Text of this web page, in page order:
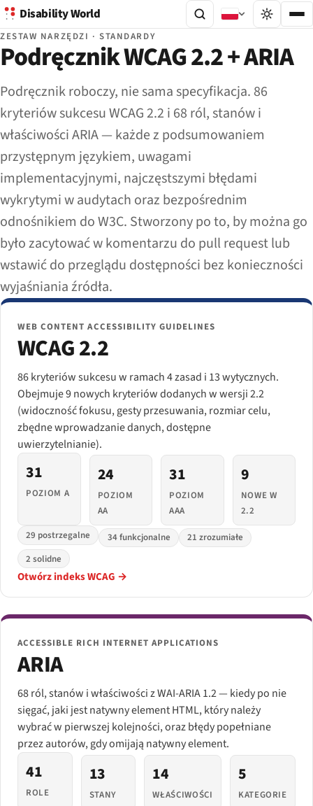
Disability World
ZESTAW NARZĘDZI · STANDARDY
Podręcznik WCAG 2.2 + ARIA
Podręcznik roboczy, nie sama specyfikacja. 86
kryteriów sukcesu WCAG 2.2 i 68 ról, stanów i
właściwości ARIA — każde z podsumowaniem
przystępnym językiem, uwagami
implementacyjnymi, najczęstszymi błędami
wykrytymi w audytach oraz bezpośrednim
odnośnikiem do W3C. Stworzony po to, by można go
było zacytować w komentarzu do pull request lub
wstawić do przeglądu dostępności bez konieczności
wyjaśniania źródła.
WEB CONTENT ACCESSIBILITY GUIDELINES
WCAG 2.2
86 kryteriów sukcesu w ramach 4 zasad i 13 wytycznych.
Obejmuje 9 nowych kryteriów dodanych w wersji 2.2
(widoczność fokusu, gesty przesuwania, rozmiar celu,
zbędne wprowadzanie danych, dostępne
uwierzytelnianie).
31
POZIOM A
24
POZIOM
AA
31
POZIOM
AAA
9
NOWE W
2.2
29 postrzegalne
34 funkcjonalne
21 zrozumiałe
2 solidne
Otwórz indeks WCAG →
ACCESSIBLE RICH INTERNET APPLICATIONS
ARIA
68 ról, stanów i właściwości z WAI-ARIA 1.2 — kiedy po nie
sięgać, jaki jest natywny element HTML, który należy
wybrać w pierwszej kolejności, oraz błędy popełniane
przez autorów, gdy omijają natywny element.
41
ROLE
13
STANY
14
WŁAŚCIWOŚCI
5
KATEGORIE